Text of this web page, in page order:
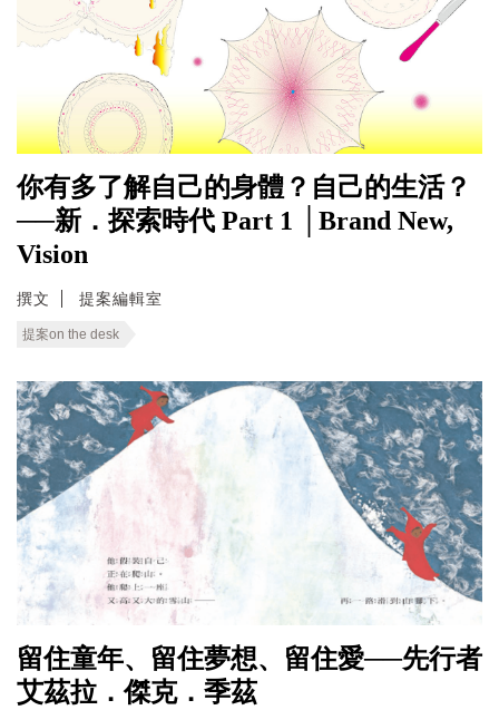
你有多了解自己的身體？自己的生活？
──新．探索時代 Part 1 │Brand New,
Vision
撰文 提案編輯室
提案on the desk
留住童年、留住夢想、留住愛──先行者
艾茲拉．傑克．季茲